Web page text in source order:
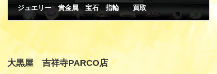
ジュエリー 貴金属 宝石 指輪 買取
大黒屋 吉祥寺PARCO店